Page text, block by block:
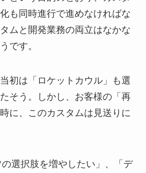
も同時進行で進めなければな
ムと開発業務の両立はなかな
です。
初は「ロケットカウル」も選
そう。しかし、お客様の「再
に、このカスタムは見送りに
の選択肢を増やしたい」、「デ